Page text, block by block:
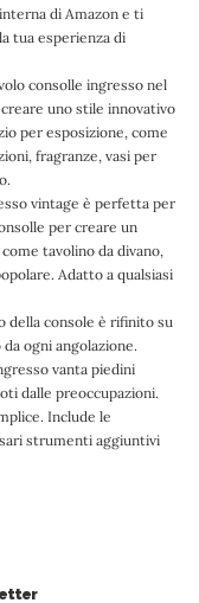
di Amazon e ti
tua esperienza di
consolle ingresso nel
uno stile innovativo
per esposizione, come
fragranze, vasi per
vintage è perfetta per
per creare un
tavolino da divano,
Adatto a qualsiasi
della console è rifinito su
ogni angolazione.
vanta piedini
dalle preoccupazioni.
Include le
strumenti aggiuntivi